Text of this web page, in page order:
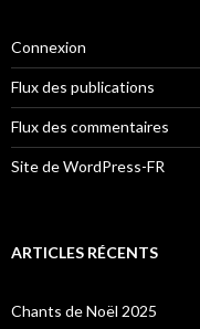
Connexion
Flux des publications
Flux des commentaires
Site de WordPress-FR
ARTICLES RÉCENTS
Chants de Noël 2025